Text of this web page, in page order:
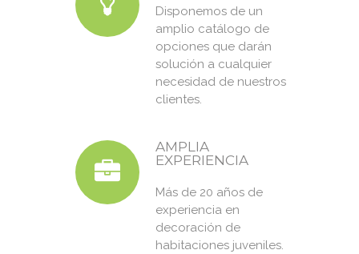
Disponemos de un
amplio catálogo de
opciones que darán
solución a cualquier
necesidad de nuestros
clientes.
AMPLIA
EXPERIENCIA
Más de 20 años de
experiencia en
decoración de
habitaciones juveniles.